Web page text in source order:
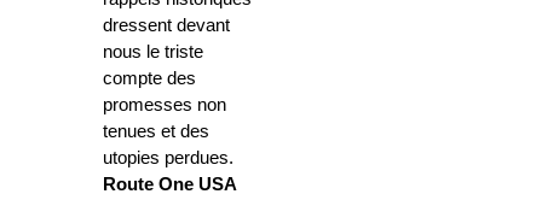
dressent devant
nous le triste
compte des
promesses non
tenues et des
utopies perdues.
Route One USA